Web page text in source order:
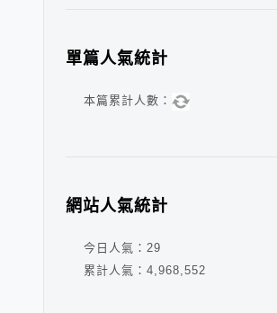
單篇人氣統計
本篇累計人數：
網站人氣統計
今日人氣： 29
累計人氣： 4,968,552